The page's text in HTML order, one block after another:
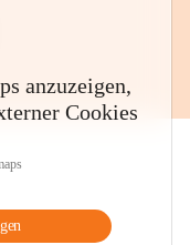
anzuzeigen,
Cookies